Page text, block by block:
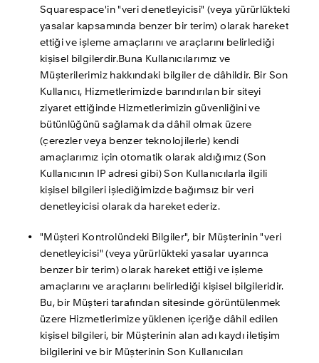
Squarespace'in "veri denetleyicisi" (veya yürürlükteki
yasalar kapsamında benzer bir terim) olarak hareket
ettiği ve işleme amaçlarını ve araçlarını belirlediği
kişisel bilgilerdir.Buna Kullanıcılarımız ve
Müşterilerimiz hakkındaki bilgiler de dâhildir. Bir Son
Kullanıcı, Hizmetlerimizde barındırılan bir siteyi
ziyaret ettiğinde Hizmetlerimizin güvenliğini ve
bütünlüğünü sağlamak da dâhil olmak üzere
(çerezler veya benzer teknolojilerle) kendi
amaçlarımız için otomatik olarak aldığımız (Son
Kullanıcının IP adresi gibi) Son Kullanıcılarla ilgili
kişisel bilgileri işlediğimizde bağımsız bir veri
denetleyicisi olarak da hareket ederiz.
"Müşteri Kontrolündeki Bilgiler", bir Müşterinin "veri
denetleyicisi" (veya yürürlükteki yasalar uyarınca
benzer bir terim) olarak hareket ettiği ve işleme
amaçlarını ve araçlarını belirlediği kişisel bilgileridir.
Bu, bir Müşteri tarafından sitesinde görüntülenmek
üzere Hizmetlerimize yüklenen içeriğe dâhil edilen
kişisel bilgileri, bir Müşterinin alan adı kaydı iletişim
bilgilerini ve bir Müşterinin Son Kullanıcıları